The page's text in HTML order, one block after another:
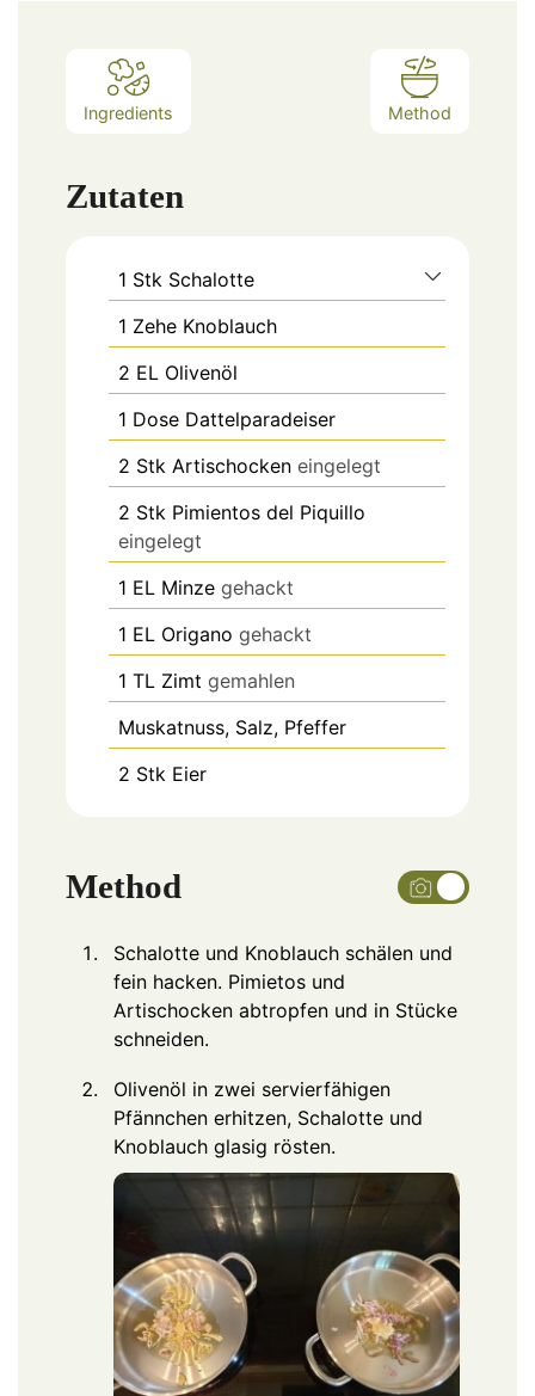
Ingredients Method
Zutaten
1 Stk Schalotte
1 Zehe Knoblauch
2 EL Olivenöl
1 Dose Dattelparadeiser
2 Stk Artischocken eingelegt
2 Stk Pimientos del Piquillo
eingelegt
1 EL Minze gehackt
1 EL Origano gehackt
1 TL Zimt gemahlen
Muskatnuss, Salz, Pfeffer
2 Stk Eier
Method
Schalotte und Knoblauch schälen und
fein hacken. Pimietos und
Artischocken abtropfen und in Stücke
schneiden.
Olivenöl in zwei servierfähigen
Pfännchen erhitzen, Schalotte und
Knoblauch glasig rösten.